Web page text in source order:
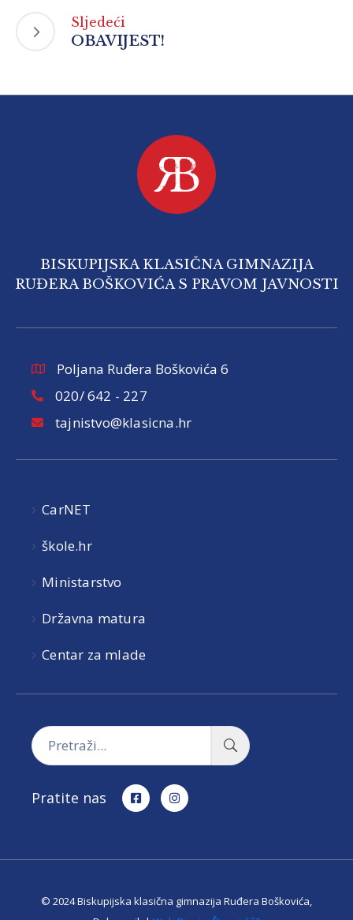
Sljedeći
OBAVIJEST!
BISKUPIJSKA KLASIČNA GIMNAZIJA
RUĐERA BOŠKOVIĆA S PRAVOM JAVNOSTI
Poljana Ruđera Boškovića 6
020/ 642 - 227
tajnistvo@klasicna.hr
CarNET
škole.hr
Ministarstvo
Državna matura
Centar za mlade
Pratite nas
© 2024 Biskupijska klasična gimnazija Ruđera Boškovića,